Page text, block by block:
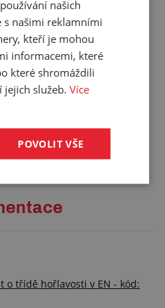
°C
o třídě hořlavosti v EN - kód:
našich
s našimi reklamními
kteří je mohou
informacemi, které
které shromáždili
jejich služeb.Více
POVOLIT VŠE